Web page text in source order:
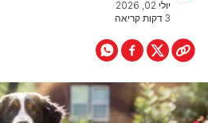
יולי 02, 2026
3 דקות קריאה